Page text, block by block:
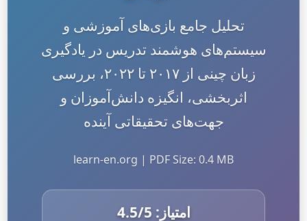
تحلیل جامع بازی‌های آموزشی و
سیستم‌های هوشمند تدریس در یادگیری
زبان چینی از ۲۰۱۷ تا ۲۰۲۲، بررسی
اثربخشی، انگیزه دانش‌آموزان و
جهت‌های تحقیقاتی آینده
learn-en.org | PDF Size: 0.4 MB
امتیاز: 4.5/5